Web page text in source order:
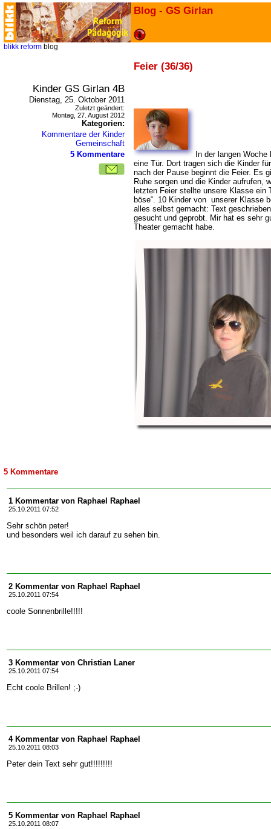
Blog - GS Girlan
blikk reform blog
Feier (36/36)
Kinder GS Girlan 4B
Dienstag, 25. Oktober 2011
Zuletzt geändert:
Montag, 27. August 2012
Kategorien:
Kommentare der Kinder
Gemeinschaft
5 Kommentare
In der langen
eine Tür. Dort tragen sich die Kinder
nach der Pause beginnt die Feier. Es
Ruhe sorgen und die Kinder aufrufen,
letzten Feier stellte unsere Klasse ein
böse“. 10 Kinder von unserer Klasse
alles selbst gemacht: Text
gesucht und geprobt. Mir hat es sehr
Theater gemacht habe.
5 Kommentare
1 Kommentar von Raphael Raphael
25.10.2011 07:52
Sehr schön peter!
und besonders weil ich darauf zu sehen bin.
2 Kommentar von Raphael Raphael
25.10.2011 07:54
coole Sonnenbrille!!!!!
3 Kommentar von Christian Laner
25.10.2011 07:54
Echt coole Brillen! ;-)
4 Kommentar von Raphael Raphael
25.10.2011 08:03
Peter dein Text sehr gut!!!!!!!!!
5 Kommentar von Raphael Raphael
25.10.2011 08:07